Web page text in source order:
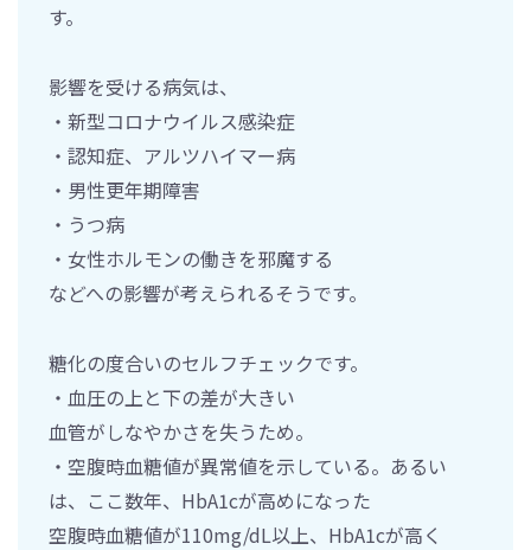
す。
影響を受ける病気は、
・新型コロナウイルス感染症
・認知症、アルツハイマー病
・男性更年期障害
・うつ病
・女性ホルモンの働きを邪魔する
などへの影響が考えられるそうです。
糖化の度合いのセルフチェックです。
・血圧の上と下の差が大きい
血管がしなやかさを失うため。
・空腹時血糖値が異常値を示している。あるい
は、ここ数年、HbA1cが高めになった
空腹時血糖値が110mg/dL以上、HbA1cが高く